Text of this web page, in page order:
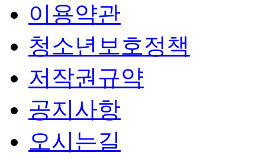
이용약관
청소년보호정책
저작권규약
공지사항
오시는길